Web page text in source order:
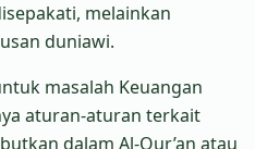
melainkan
duniawi.
masalah Keuangan
aturan-aturan terkait
dalam Al-Qur’an atau